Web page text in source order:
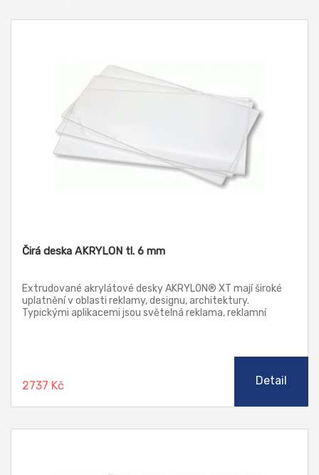
Čirá deska AKRYLON tl. 6 mm
Extrudované akrylátové desky AKRYLON® XT mají široké
uplatnění v oblasti reklamy, designu, architektury.
Typickými aplikacemi jsou světelná reklama, reklamní
2737 Kč Detail